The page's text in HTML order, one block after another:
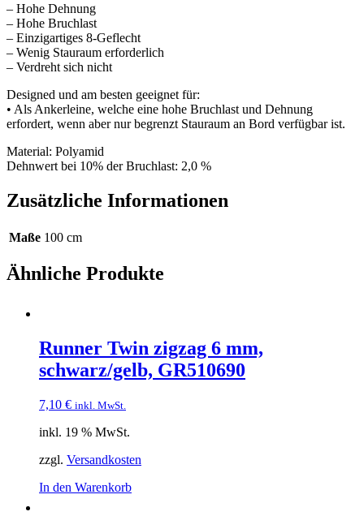
– Hohe Dehnung
– Hohe Bruchlast
– Einzigartiges 8-Geflecht
– Wenig Stauraum erforderlich
– Verdreht sich nicht
Designed und am besten geeignet für:
• Als Ankerleine, welche eine hohe Bruchlast und Dehnung
erfordert, wenn aber nur begrenzt Stauraum an Bord verfügbar ist.
Material: Polyamid
Dehnwert bei 10% der Bruchlast: 2,0 %
Zusätzliche Informationen
Maße 100 cm
Ähnliche Produkte
Runner Twin zigzag 6 mm,
schwarz/gelb, GR510690
7,10 € inkl. MwSt.
inkl. 19 % MwSt.
zzgl. Versandkosten
In den Warenkorb